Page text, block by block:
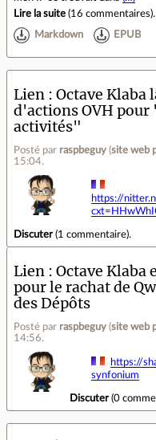
Lire la suite (16 commentaires).
Markdown EPUB
Lien
Octave Klaba
d'actions OVH
activités"
Posté par raspbeguy (site web
15:04.
https://
Discuter(1 commentaire).
Lien
Octave Klaba
pour le rachat de
des Dépôts
Posté par raspbeguy (site web
14:56.
https://
synfonium
Discuter(0